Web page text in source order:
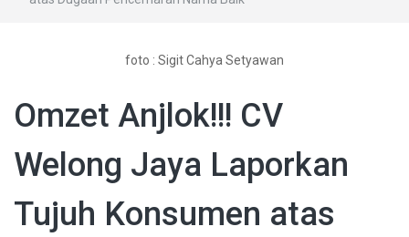
foto : Sigit Cahya Setyawan
Omzet Anjlok!!! CV
Welong Jaya Laporkan
Tujuh Konsumen atas